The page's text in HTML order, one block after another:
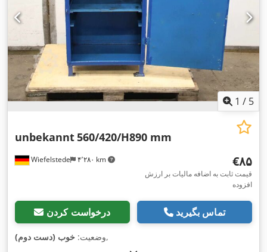
1 / 5
Wiefelstede ۴٬۲۸۰ km
unbekannt560/420/H890 mm
‎€۸۵
قیمت ثابت به اضافه مالیات بر ارزش
افزوده
درخواست کردن تماس بگیرید
وضعیت: خوب (دست دوم) ,